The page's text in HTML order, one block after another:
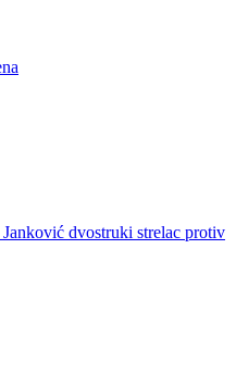
dvostruki strelac protiv